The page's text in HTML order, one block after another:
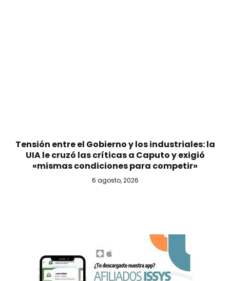
Tensión entre el Gobierno y los industriales: la
UIA le cruzó las críticas a Caputo y exigió
«mismas condiciones para competir»
6 agosto, 2026